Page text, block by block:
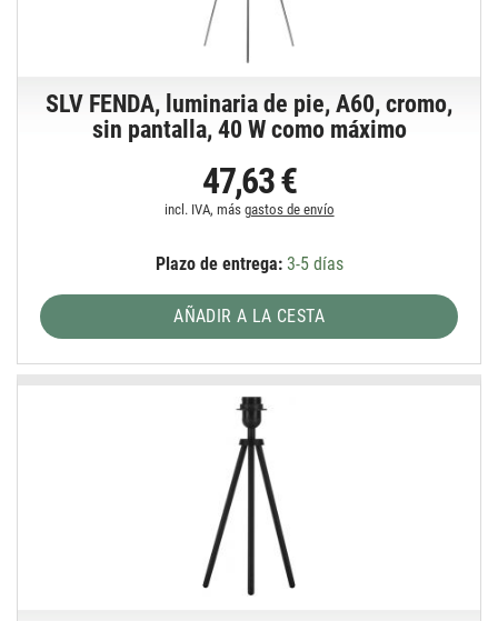
SLV FENDA, luminaria de pie, A60, cromo,
sin pantalla, 40 W como máximo
47,63 €
incl. IVA, más gastos de envío
Plazo de entrega:3-5 días
AÑADIR A LA CESTA